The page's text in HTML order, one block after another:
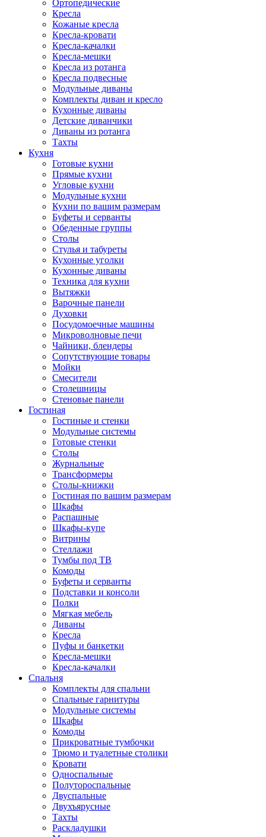
Ортопедические
Кресла
Кожаные кресла
Кресла-кровати
Кресла-качалки
Кресла-мешки
Кресла из ротанга
Кресла подвесные
Модульные диваны
Комплекты диван и кресло
Кухонные диваны
Детские диванчики
Диваны из ротанга
Тахты
Кухня
Готовые кухни
Прямые кухни
Угловые кухни
Модульные кухни
Кухни по вашим размерам
Буфеты и серванты
Обеденные группы
Столы
Стулья и табуреты
Кухонные уголки
Кухонные диваны
Техника для кухни
Вытяжки
Варочные панели
Духовки
Посудомоечные машины
Микроволновые печи
Чайники, блендеры
Сопутствующие товары
Мойки
Смесители
Столешницы
Стеновые панели
Гостиная
Гостиные и стенки
Модульные системы
Готовые стенки
Столы
Журнальные
Трансформеры
Столы-книжки
Гостиная по вашим размерам
Шкафы
Распашные
Шкафы-купе
Витрины
Стеллажи
Тумбы под ТВ
Комоды
Буфеты и серванты
Подставки и консоли
Полки
Мягкая мебель
Диваны
Кресла
Пуфы и банкетки
Кресла-мешки
Кресла-качалки
Спальня
Комплекты для спальни
Спальные гарнитуры
Модульные системы
Шкафы
Комоды
Прикроватные тумбочки
Трюмо и туалетные столики
Кровати
Односпальные
Полутороспальные
Двуспальные
Двухъярусные
Тахты
Раскладушки